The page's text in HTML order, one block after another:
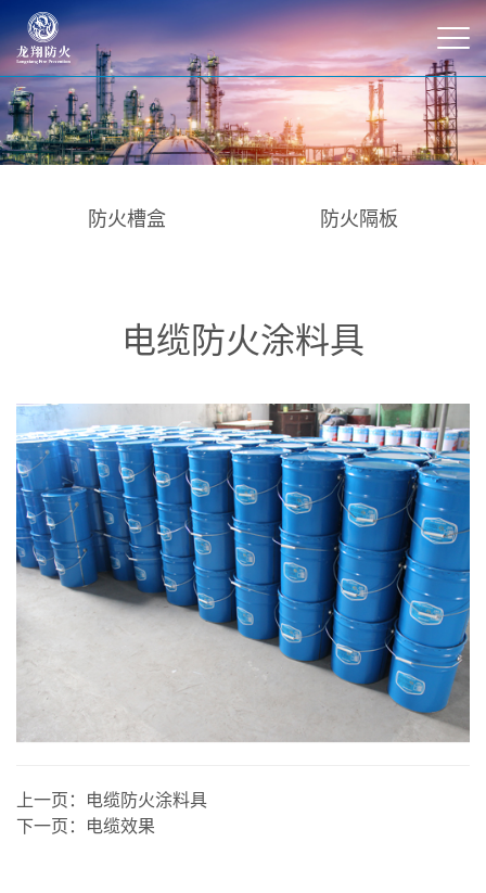
防火槽盒 防火隔板
电缆防火涂料具
上一页：
电缆防火涂料具
下一页：
电缆效果